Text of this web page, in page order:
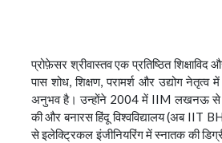
प्रोफ़ेसर श्रीवास्तव एक प्रतिष्ठित शिक्षाविद
पास शोध, शिक्षण, परामर्श और उद्योग
अनुभव है। उन्होंने 2004 में IIM लखनऊ से
की और बनारस हिंदू विश्वविद्यालय (अब IIT
से इलेक्ट्रिकल इंजीनियरिंग में स्नातक की डिग्री